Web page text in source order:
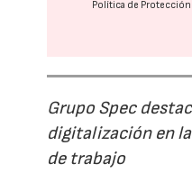
Política de Protección
Grupo Spec
digitalización en
de trabajo